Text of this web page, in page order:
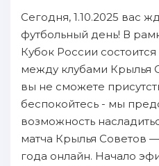
Сегодня, 1.10.2025 вас
футбольный день! В
Кубок России
между клубами Крылья
вы не сможете
беспокойтесь - мы
возможность
матча Крылья Советов
года онлайн. Начало